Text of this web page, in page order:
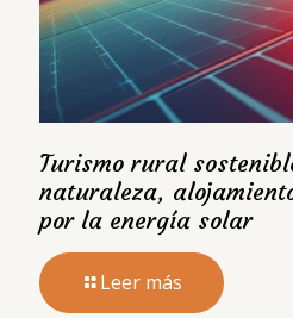
Turismo rural
naturaleza,
por la energía solar
Leer más